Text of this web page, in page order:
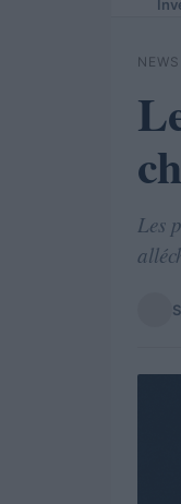
NEWS
Les